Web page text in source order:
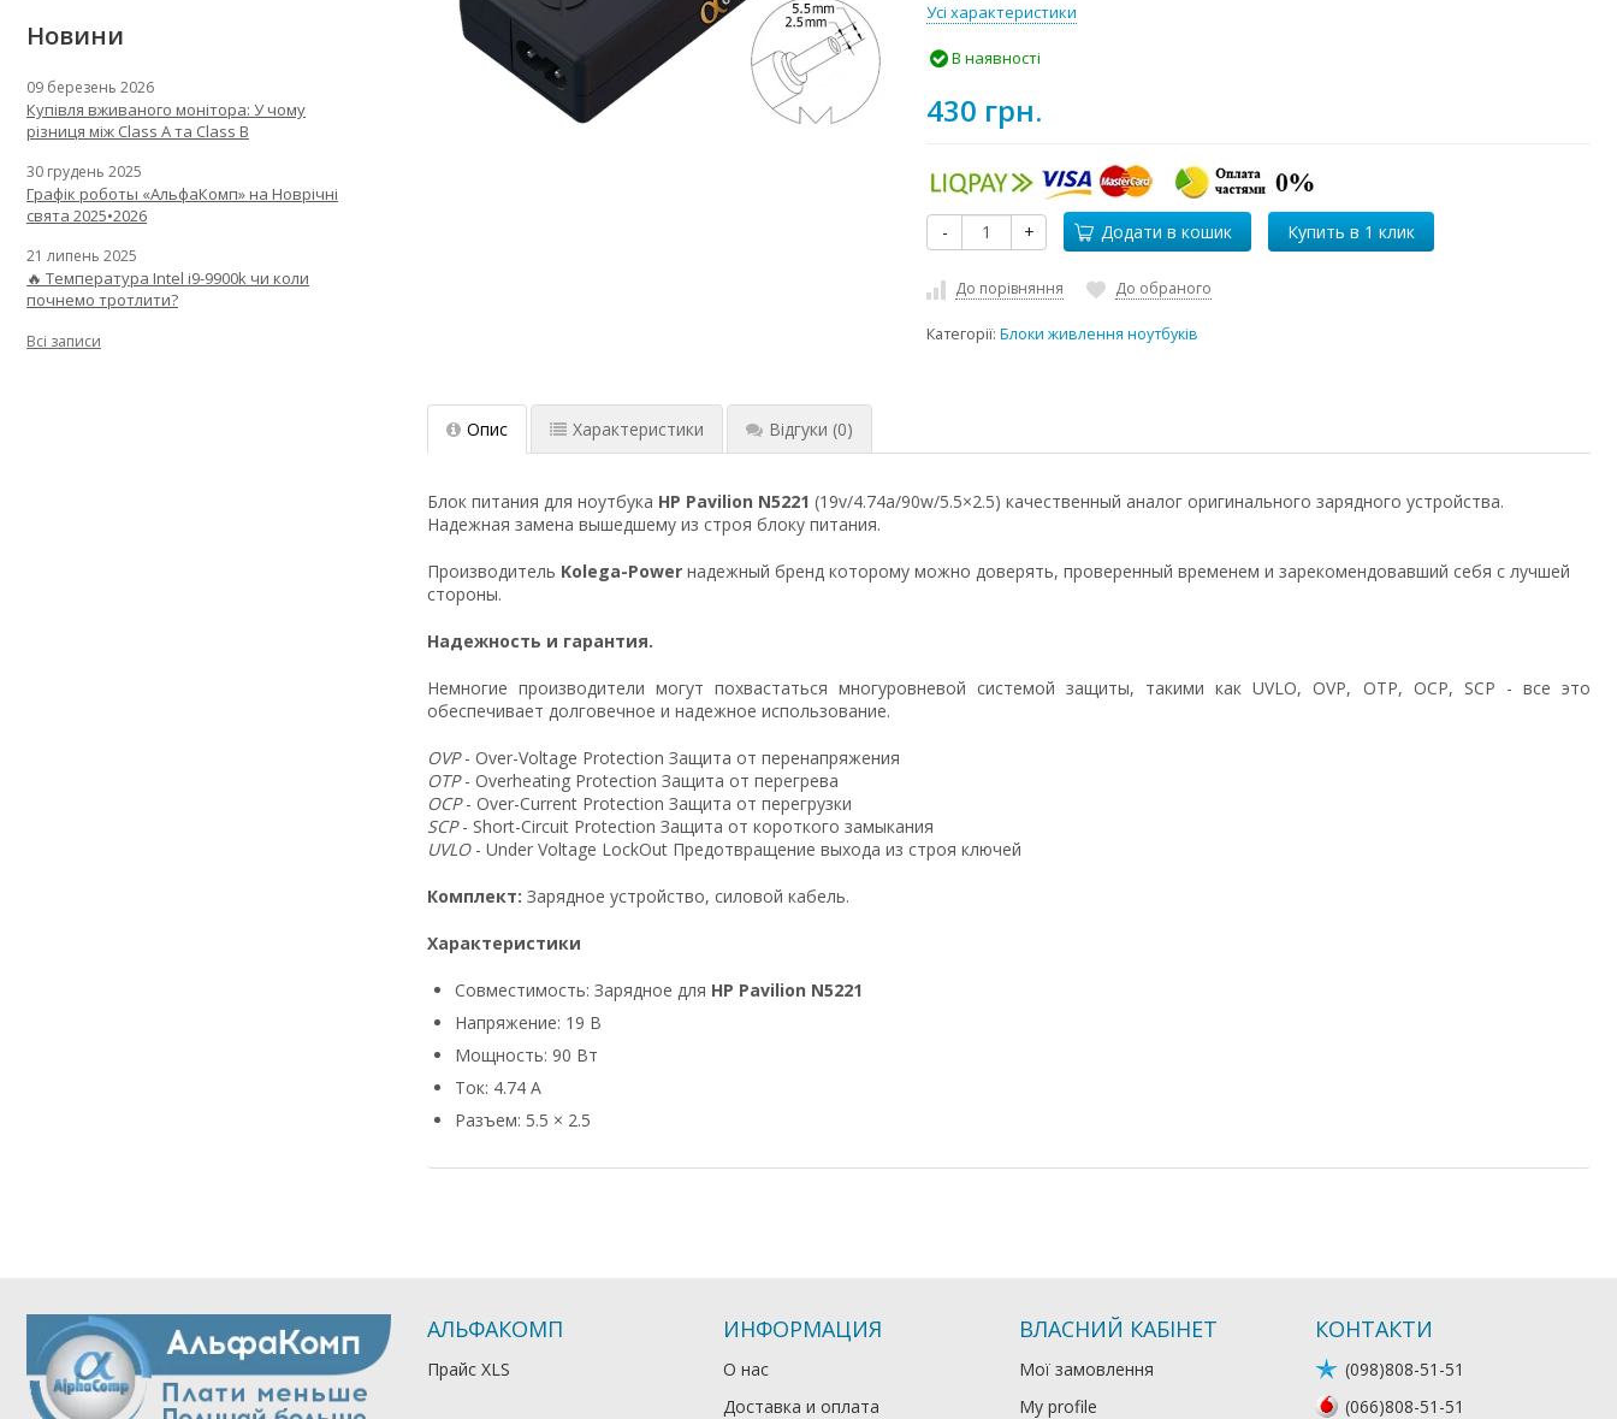
Усі характеристики
В наявності
430 грн.
- + Додати в кошик
До порівняння До обраного
Категорії:Блоки живлення ноутбуків
Опис Характеристики Відгуки (0)
Блок питания для ноутбука HP Pavilion N5221 (19v/4.74a/90w/5.5×2.5) качественный аналог оригинального зарядного устройства.
Надежная замена вышедшему из строя блоку питания.
Производитель Kolega-Powerнадежный бренд которому можно доверять, проверенный временем и зарекомендовавший себя с лучшей
стороны.
Надежность и гарантия.
Немногие производители могут похвастаться многуровневой системой защиты, такими как UVLO, OVP, OTP, OCP, SCP - все это
обеспечивает долговечное и надежное использование.
OVP- Over-Voltage Protection Защита от перенапряжения
OTP- Overheating Protection Защита от перегрева
OCP- Over-Current Protection Защита от перегрузки
SCP- Short-Circuit Protection Защита от короткого замыкания
UVLO- Under Voltage LockOut Предотвращение выхода из строя ключей
Комплект: Зарядное устройство, силовой кабель.
Характеристики
Совместимость: Зарядное для HP Pavilion N5221
Напряжение: 19 В
Мощность: 90 Вт
Ток: 4.74 А
Разъем: 5.5 × 2.5
Новини
09 березень 2026
Купівля вживаного монітора: У чому
різниця між Class A та Class B
30 грудень 2025
Графік роботы «АльфаКомп» на Новрічні
свята 2025•2026
21 липень 2025
🔥 Температура Intel i9-9900k чи коли
почнемо тротлити?
Всі записи
АЛЬФАКОМП
Прайс XLS
ИНФОРМАЦИЯ
О нас
Доставка и оплата
ВЛАСНИЙ КАБІНЕТ
Мої замовлення
My profile
КОНТАКТИ
(098)808-51-51
(066)808-51-51